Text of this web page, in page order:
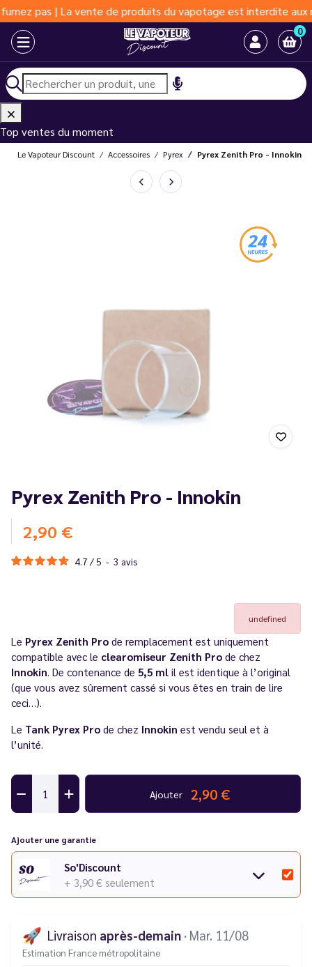
| La vente de produits du vapotage est interdite aux
0
Top ventes du moment
Le Vapoteur Discount Accessoires Pyrex Pyrex Zenith Pro - Innokin
Pyrex Zenith Pro - Innokin
2,90 €
4.7 / 5 - 3 avis
undefined
Le Pyrex Zenith Pro de remplacement est uniquement
compatible avec le clearomiseur Zenith Pro de chez
Innokin. De contenance de 5,5 ml il est identique à l’original
(que vous avez sûrement cassé si vous êtes en train de lire
ceci…).
Le Tank Pyrex Pro de chez Innokin est vendu seul et à
l’unité.
Ajouter 2,90 €
Ajouter une garantie
So'Discount
+ 3,90 € seulement
🚀 Livraison après-demain · Mar. 11/08
Estimation France métropolitaine